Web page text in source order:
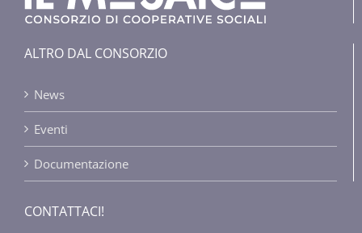
ALTRO DAL CONSORZIO
News
Eventi
Documentazione
CONTATTACI!